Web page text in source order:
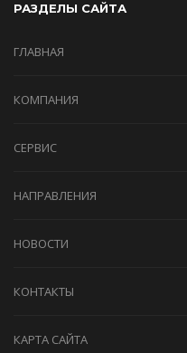
РАЗДЕЛЫ САЙТА
ГЛАВНАЯ
КОМПАНИЯ
СЕРВИС
НАПРАВЛЕНИЯ
НОВОСТИ
КОНТАКТЫ
КАРТА САЙТА